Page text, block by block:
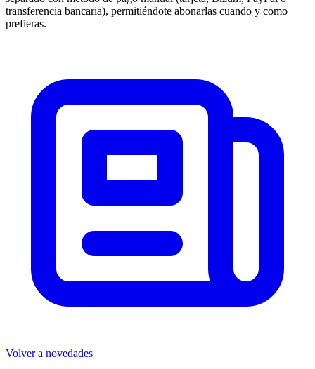
transferencia bancaria), permitiéndote abonarlas cuando y como
prefieras.
Volver a novedades